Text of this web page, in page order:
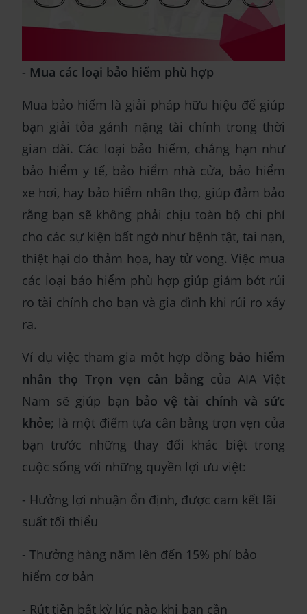
- Mua các loại bảo hiểm phù hợp
Mua bảo hiểm là giải pháp hữu hiệu để giúp
bạn giải tỏa gánh nặng tài chính trong thời
gian dài. Các loại bảo hiểm, chẳng hạn như
bảo hiểm y tế, bảo hiểm nhà cửa, bảo hiểm
xe hơi, hay bảo hiểm nhân thọ, giúp đảm bảo
rằng bạn sẽ không phải chịu toàn bộ chi phí
cho các sự kiện bất ngờ như bệnh tật, tai nạn,
thiệt hại do thảm họa, hay tử vong. Việc mua
các loại bảo hiểm phù hợp giúp giảm bớt rủi
ro tài chính cho bạn và gia đình khi rủi ro xảy
ra.
Ví dụ việc tham gia một hợp đồng bảo hiểm
nhân thọ Trọn vẹn cân bằng của AIA Việt
Nam sẽ giúp bạn bảo vệ tài chính và sức
khỏe; là một điểm tựa cân bằng trọn vẹn của
bạn trước những thay đổi khác biệt trong
cuộc sống với những quyền lợi ưu việt:
- Hưởng lợi nhuận ổn định, được cam kết lãi
suất tối thiểu
- Thưởng hàng năm lên đến 15% phí bảo
hiểm cơ bản
- Rút tiền bất kỳ lúc nào khi bạn cần